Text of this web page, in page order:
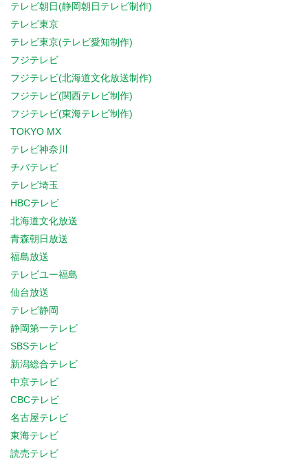
テレビ朝日(静岡朝日テレビ制作)
テレビ東京
テレビ東京(テレビ愛知制作)
フジテレビ
フジテレビ(北海道文化放送制作)
フジテレビ(関西テレビ制作)
フジテレビ(東海テレビ制作)
TOKYO MX
テレビ神奈川
チバテレビ
テレビ埼玉
HBCテレビ
北海道文化放送
青森朝日放送
福島放送
テレビユー福島
仙台放送
テレビ静岡
静岡第一テレビ
SBSテレビ
新潟総合テレビ
中京テレビ
CBCテレビ
名古屋テレビ
東海テレビ
読売テレビ